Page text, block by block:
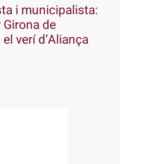
i municipalista:
Girona de
verí d’Aliança